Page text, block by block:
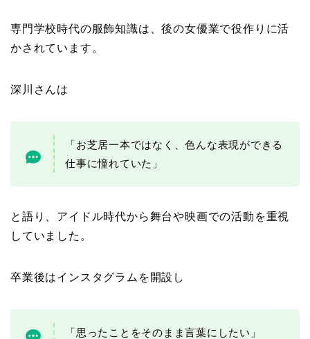
専門学校時代の服飾知識は、後の女優業で役作りに活
かされています。
深川さんは
「お芝居一本ではなく、色んな表現ができる
仕事に憧れていた」
と語り、アイドル時代から舞台や映画での活動を重視
していました。
卒業後はインスタグラムを開設し
「思ったことをそのまま言葉にしたい」